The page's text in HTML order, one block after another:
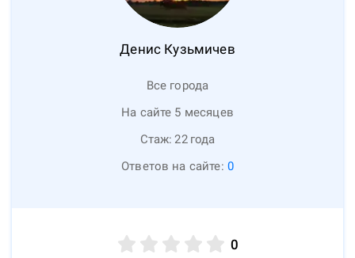
Денис Кузьмичев
Все города
На сайте 5 месяцев
Стаж: 22 года
Ответов на сайте: 0
0